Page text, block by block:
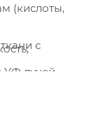
(кислоты,
лучей,
с